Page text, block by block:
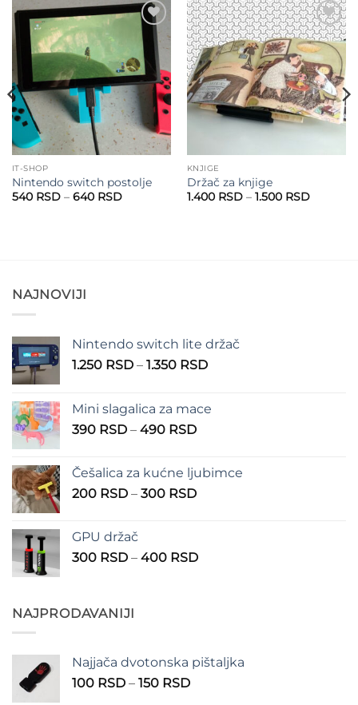
Add to
wishlist
IT-SHOP
Nintendo switch postolje
540 RSD – 640 RSDRaspon
Add to
wishlist
KNJIGE
Držač za knjige
1.400 RSD – 1.500 RSDRaspon
NAJNOVIJI
Nintendo switch lite držač
1.250 RSD – 1.350 RSDRaspon
1.250 RSD
Mini slagalica za mace
390 RSD – 490 RSDRaspon
390 RSD
do
Češalica za kućne ljubimce
200 RSD – 300 RSDRaspon
do
GPU držač
300 RSD – 400 RSDRaspon
NAJPRODAVANIJI
Najjača dvotonska pištaljka
100 RSD – 150 RSDRaspon